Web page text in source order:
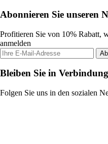
Abonnieren Sie unseren
Profitieren Sie von 10% Rabatt,
anmelden
Bleiben Sie in Verbindung
Folgen Sie uns in den sozialen